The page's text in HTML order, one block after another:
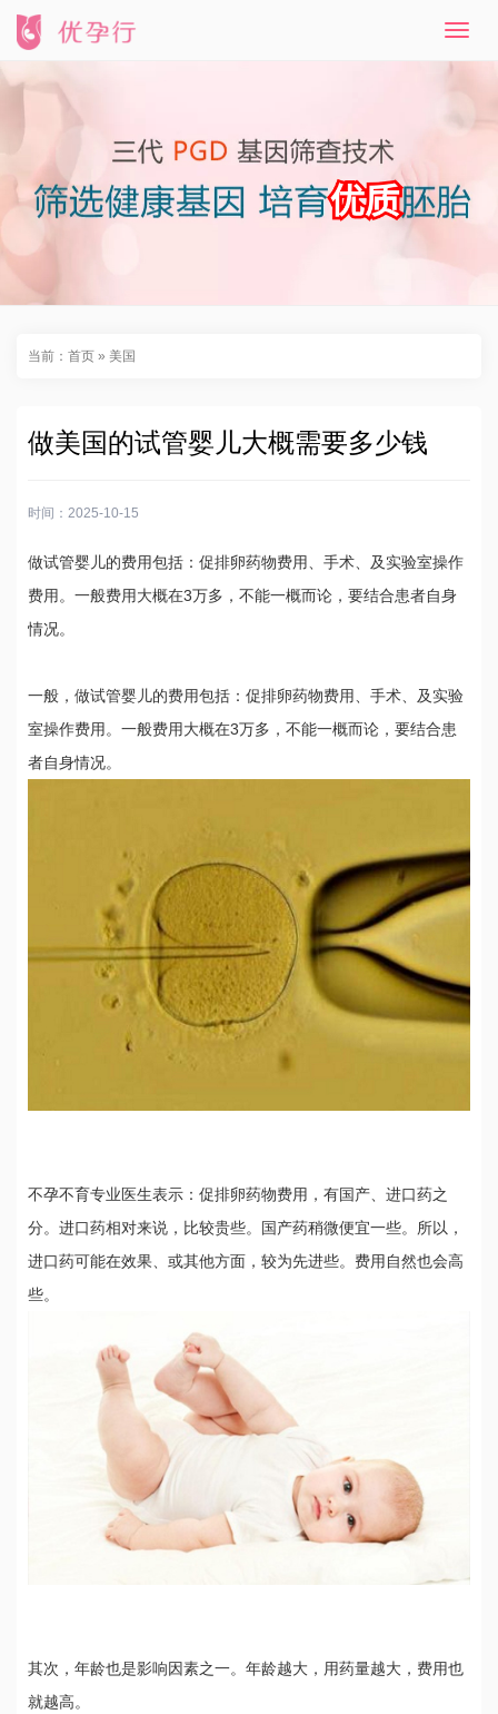
T
v
i
g
当前： 首页 » 美国
做美国的试管婴儿大概需要多少钱
时间：2025-10-15
做试管婴儿的费用包括：促排卵药物费用、手术、及实验室操作
费用。一般费用大概在3万多，不能一概而论，要结合患者自身
情况。
一般，做试管婴儿的费用包括：促排卵药物费用、手术、及实验
室操作费用。一般费用大概在3万多，不能一概而论，要结合患
者自身情况。
不孕不育专业医生表示：促排卵药物费用，有国产、进口药之
分。进口药相对来说，比较贵些。国产药稍微便宜一些。所以，
进口药可能在效果、或其他方面，较为先进些。费用自然也会高
些。
其次，年龄也是影响因素之一。年龄越大，用药量越大，费用也
就越高。